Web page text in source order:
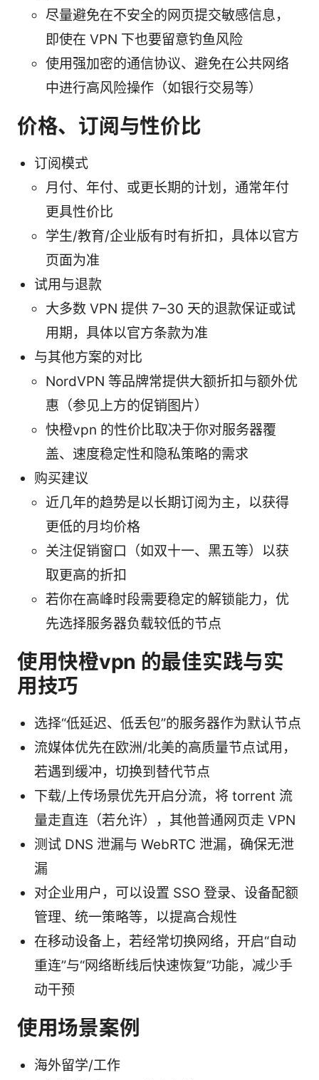
尽量避免在不安全的网页提交敏感信息，
即使在 VPN 下也要留意钓鱼风险
使用强加密的通信协议、避免在公共网络
中进行高风险操作（如银行交易等）
价格、订阅与性价比
订阅模式
月付、年付、或更长期的计划，通常年付
更具性价比
学生/教育/企业版有时有折扣，具体以官方
页面为准
试用与退款
大多数 VPN 提供 7–30 天的退款保证或试
用期，具体以官方条款为准
与其他方案的对比
NordVPN 等品牌常提供大额折扣与额外优
惠（参见上方的促销图片）
快橙vpn 的性价比取决于你对服务器覆
盖、速度稳定性和隐私策略的需求
购买建议
近几年的趋势是以长期订阅为主，以获得
更低的月均价格
关注促销窗口（如双十一、黑五等）以获
取更高的折扣
若你在高峰时段需要稳定的解锁能力，优
先选择服务器负载较低的节点
使用快橙vpn 的最佳实践与实
用技巧
选择“低延迟、低丢包”的服务器作为默认节点
流媒体优先在欧洲/北美的高质量节点试用，
若遇到缓冲，切换到替代节点
下载/上传场景优先开启分流，将 torrent 流
量走直连（若允许），其他普通网页走 VPN
测试 DNS 泄漏与 WebRTC 泄漏，确保无泄
漏
对企业用户，可以设置 SSO 登录、设备配额
管理、统一策略等，以提高合规性
在移动设备上，若经常切换网络，开启“自动
重连”与“网络断线后快速恢复”功能，减少手
动干预
使用场景案例
海外留学/工作